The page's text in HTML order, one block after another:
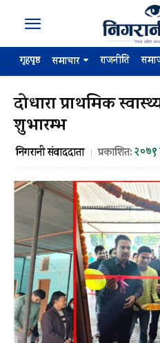
गृहपृष्ठ समाचार राजनीति
दोधारा प्राथमिक
शुभारम्भ
निगरानी संवाददाता प्रकाशित:२०७९